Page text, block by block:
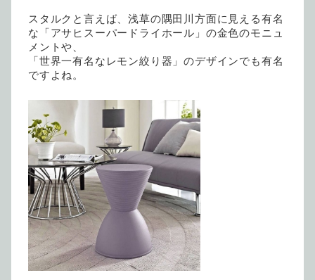
スタルクと言えば、浅草の隅田川方面に見える有名
な「アサヒスーパードライホール」の金色のモニュ
メントや、
「世界一有名なレモン絞り器」のデザインでも有名
ですよね。